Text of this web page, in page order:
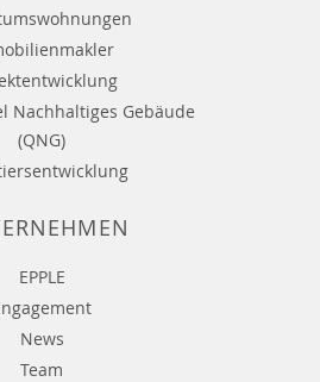
Nachhaltiges Gebäude
(QNG)
EPPLE
News
Team